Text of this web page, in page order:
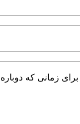
زمانی که